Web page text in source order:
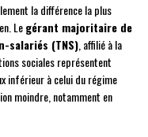
la différence la plus
Legérant majoritaire de
salariés (TNS) , affilié à la
sociales représentent
inférieur à celui du régime
moindre, notamment en